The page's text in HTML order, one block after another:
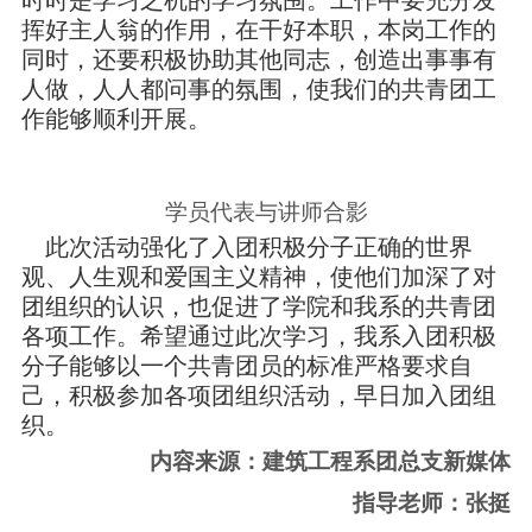
挥好主人翁的作用，在干好本职，本岗工作的
同时，还要积极协助其他同志，创造出事事有
人做，人人都问事的氛围，使我们的共青团工
作能够顺利开展。
学员代表与讲师合影
此次活动强化了入团积极分子正确的世界
观、人生观和爱国主义精神，使他们加深了对
团组织的认识，也促进了学院和我系的共青团
各项工作。希望通过此次学习，我系入团积极
分子能够以一个共青团员的标准严格要求自
己，积极参加各项团组织活动，早日加入团组
织。
内容来源：建筑工程系团总支新媒体
指导老师：张挺